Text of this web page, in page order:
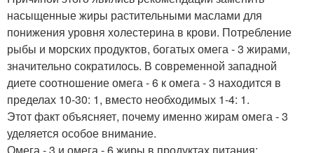
насыщенные жиры растительными маслами для
понижения уровня холестерина в крови. Потребление
рыбы и морских продуктов, богатых омега - 3 жирами,
значительно сократилось. В современной западной
диете соотношение омега - 6 к омега - 3 находится в
пределах 10-30: 1, вместо необходимых 1-4: 1.
Этот факт объясняет, почему именно жирам омега - 3
уделяется особое внимание.